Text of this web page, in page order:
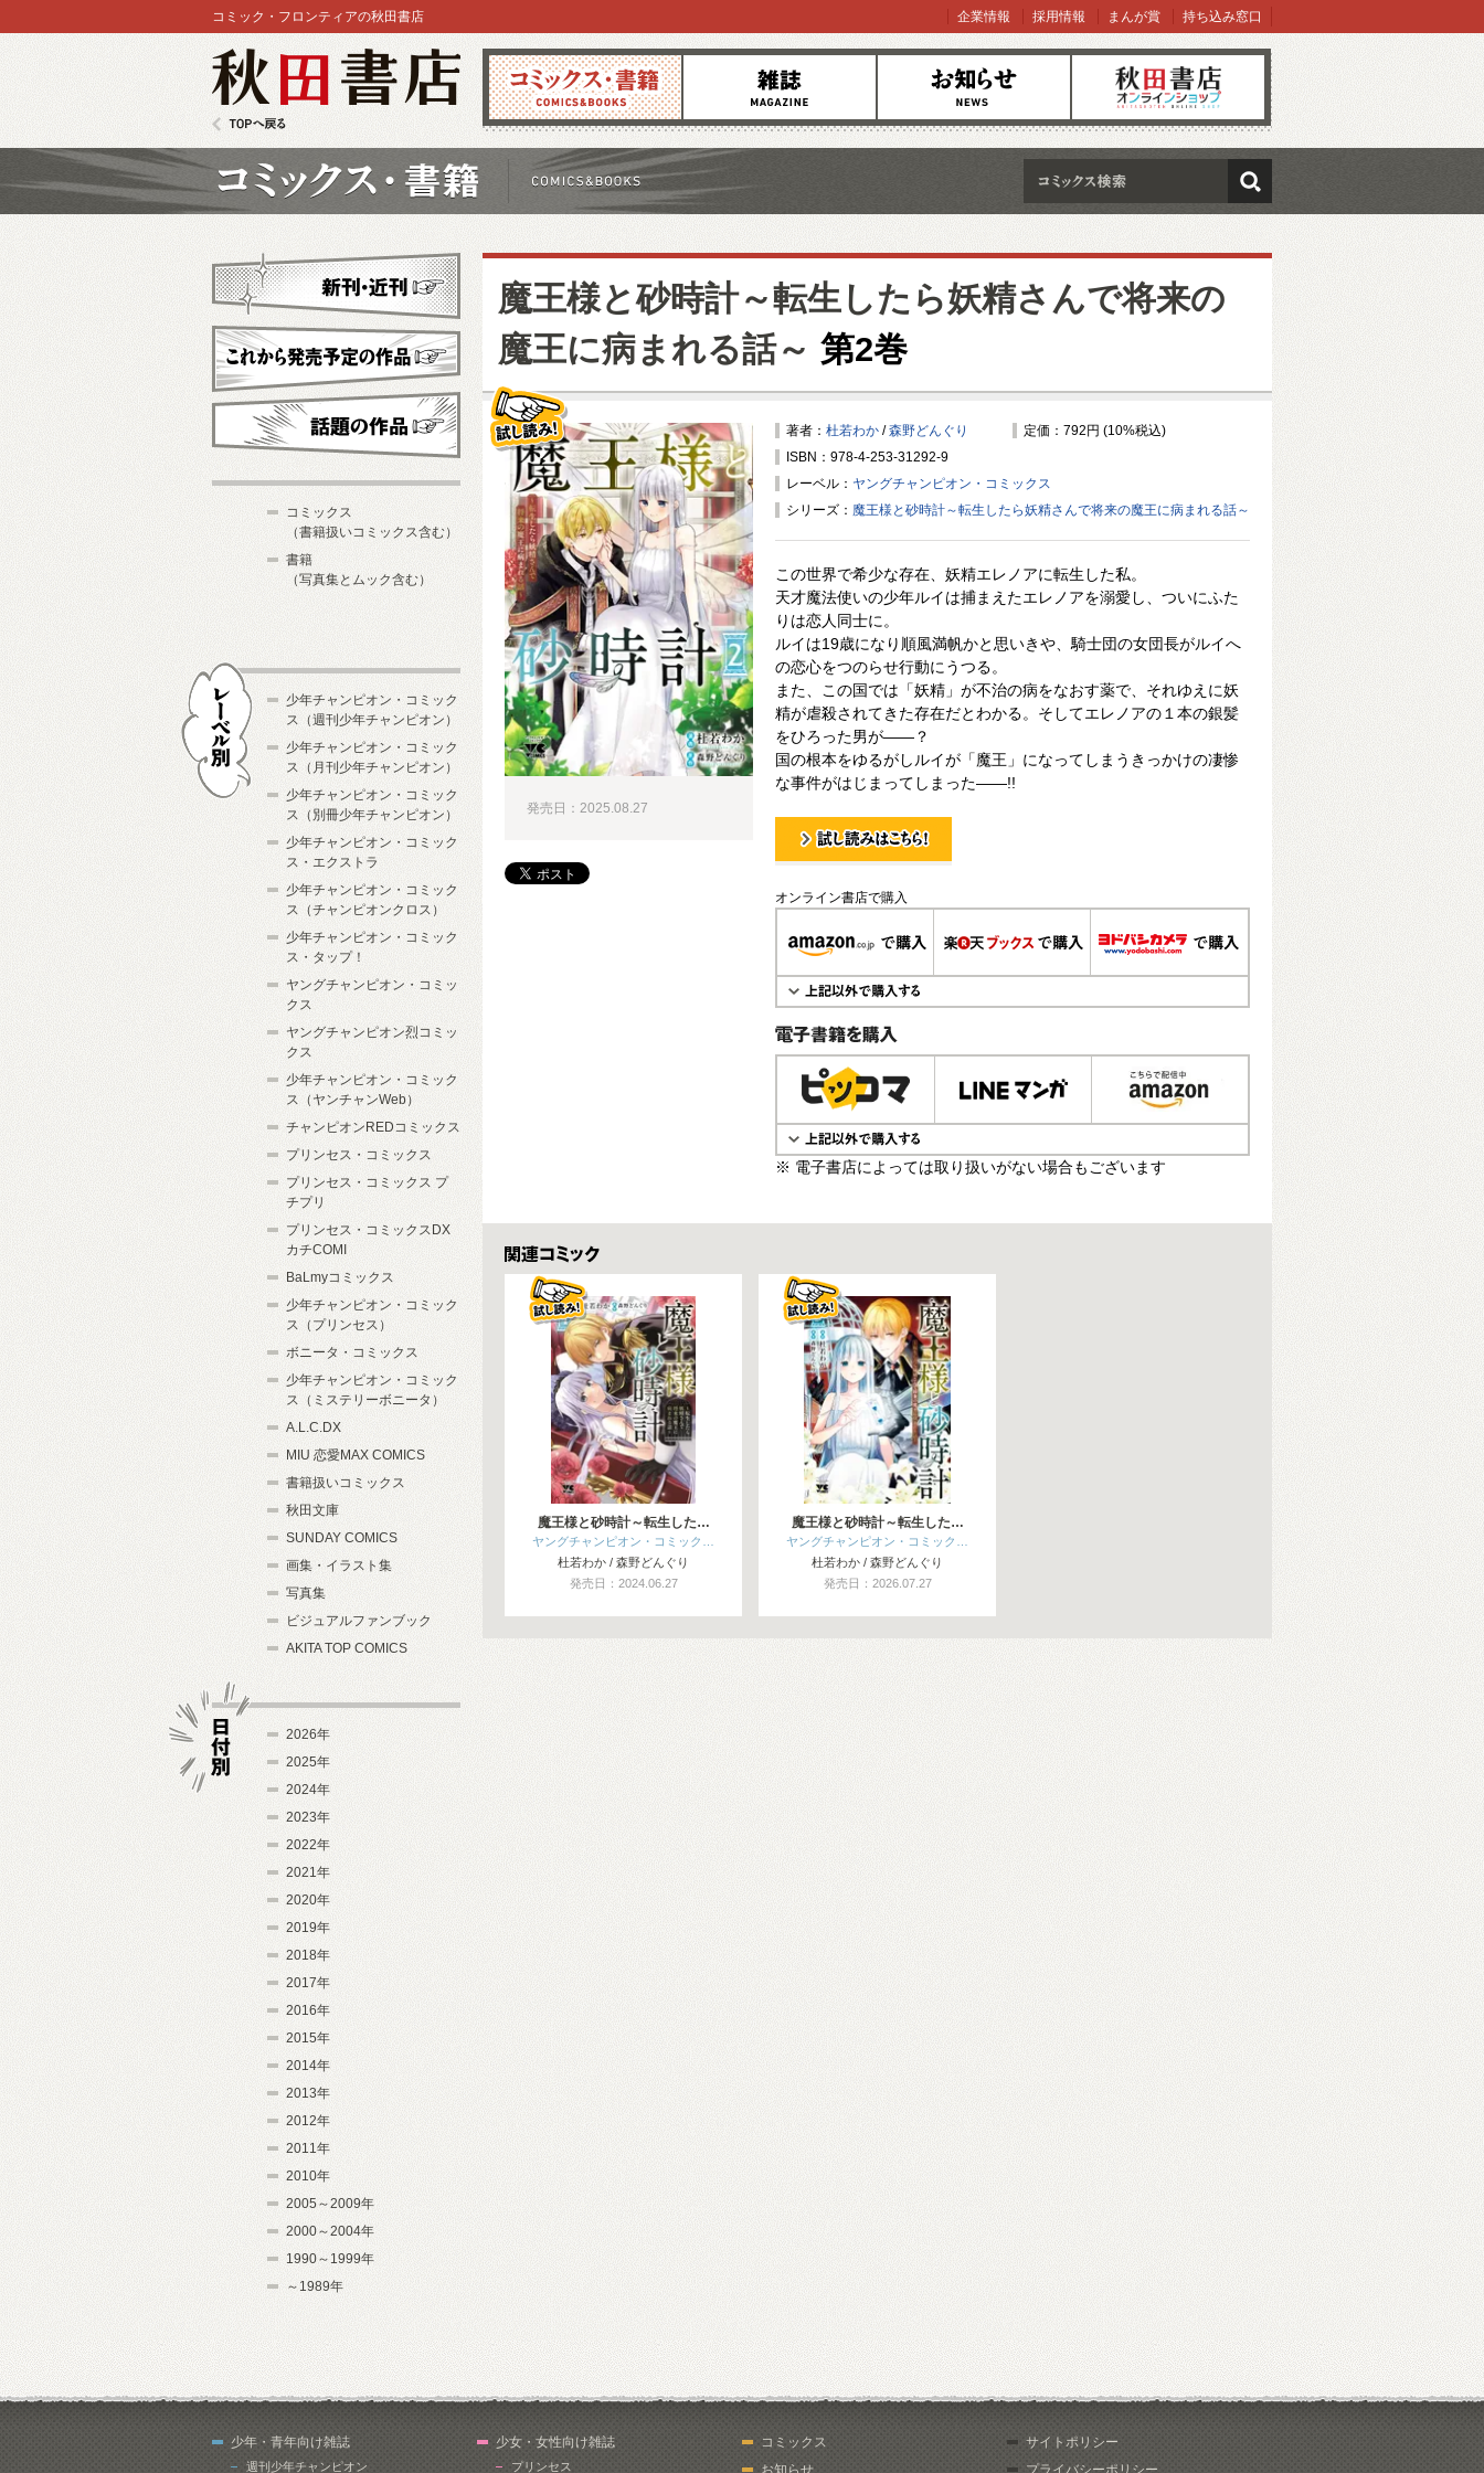
コミックス 雑誌 お知らせ オンラインショップ
コミック・フロンティアの秋田書店 企業情報 採用情報 まんが賞 持ち込み窓口
検索
魔王様と砂時計～転生したら妖精さんで将来の
魔王に病まれる話～ 第2巻
著者： 杜若わか /森野どんぐり
定価：792円 (10%税込)
ISBN：978-4-253-31292-9
レーベル： ヤングチャンピオン・コミックス
シリーズ： 魔王様と砂時計～転生したら妖精さんで将来の魔王に病まれる話～
この世界で希少な存在、妖精エレノアに転生した私。
天才魔法使いの少年ルイは捕まえたエレノアを溺愛し、ついにふた
りは恋人同士に。
ルイは19歳になり順風満帆かと思いきや、騎士団の女団長がルイへ
の恋心をつのらせ行動にうつる。
また、この国では「妖精」が不治の病をなおす薬で、それゆえに妖
精が虐殺されてきた存在だとわかる。そしてエレノアの１本の銀髪
をひろった男が――？
国の根本をゆるがしルイが「魔王」になってしまうきっかけの凄惨
な事件がはじまってしまった――!!
試し読み！
オンライン書店で購入
電子書籍で購入
※ 電子書店によっては取り扱いがない場合もございます
発売日：2025.08.27
関連コミックス
魔王様と砂時計～転生した…
ヤングチャンピオン・コミック…
杜若わか / 森野どんぐり
発売日：2024.06.27
魔王様と砂時計～転生した…
ヤングチャンピオン・コミック…
杜若わか / 森野どんぐり
発売日：2026.07.27
新刊・近刊
これから発売予定
コミックス
（書籍扱いコミックス含む）
書籍
（写真集とムック含む）
少年チャンピオン・コミック
ス（週刊少年チャンピオン）
少年チャンピオン・コミック
ス（月刊少年チャンピオン）
少年チャンピオン・コミック
ス（別冊少年チャンピオン）
少年チャンピオン・コミック
ス・エクストラ
少年チャンピオン・コミック
ス（チャンピオンクロス）
少年チャンピオン・コミック
ス・タップ！
ヤングチャンピオン・コミッ
クス
ヤングチャンピオン烈コミッ
クス
少年チャンピオン・コミック
ス（ヤンチャンWeb）
チャンピオンREDコミックス
プリンセス・コミックス
プリンセス・コミックス プ
チプリ
プリンセス・コミックスDX
カチCOMI
BaLmyコミックス
少年チャンピオン・コミック
ス（プリンセス）
ボニータ・コミックス
少年チャンピオン・コミック
ス（ミステリーボニータ）
A.L.C.DX
MIU 恋愛MAX COMICS
書籍扱いコミックス
秋田文庫
SUNDAY COMICS
画集・イラスト集
写真集
ビジュアルファンブック
AKITA TOP COMICS
2026年
2025年
2024年
2023年
2022年
2021年
2020年
2019年
2018年
2017年
2016年
2015年
2014年
2013年
2012年
2011年
2010年
2005～2009年
2000～2004年
1990～1999年
～1989年
少年・青年向け雑誌
週刊少年チャンピオン
少女・女性向け雑誌
プリンセス
コミックス
お知らせ
サイトポリシー
プライバシーポリシー